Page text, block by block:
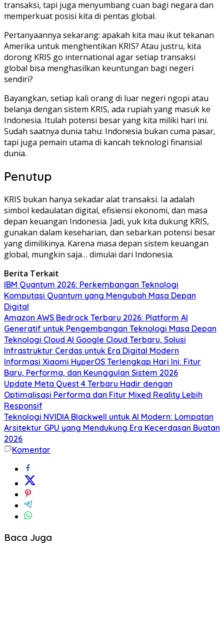
transaksi, tapi juga menyumbang cuan bagi negara dan
memperkuat posisi kita di pentas global.
Pertanyaannya sekarang: apakah kita mau ikut tekanan
Amerika untuk menghentikan KRIS? Atau justru, kita
dorong KRIS go international agar setiap transaksi
global bisa menghasilkan keuntungan bagi negeri
sendiri?
Bayangkan, setiap kali orang di luar negeri ngopi atau
belanja dengan sistem KRIS, ada rupiah yang masuk ke
Indonesia. Itulah potensi besar yang kita miliki hari ini.
Sudah saatnya dunia tahu: Indonesia bukan cuma pasar,
tapi juga pemain utama di kancah teknologi finansial
dunia.
Penutup
KRIS bukan hanya sekadar alat transaksi. Ia adalah
simbol kedaulatan digital, efisiensi ekonomi, dan masa
depan keuangan Indonesia. Jadi, yuk kita dukung KRIS,
gunakan dalam keseharian, dan sebarkan potensi besar
yang dimilikinya. Karena masa depan sistem keuangan
global, mungkin saja… dimulai dari Indonesia.
Berita Terkait
IBM Quantum 2026: Perkembangan Teknologi
Komputasi Quantum yang Mengubah Masa Depan
Digital
Amazon AWS Bedrock Terbaru 2026: Platform AI
Generatif untuk Pengembangan Teknologi Masa Depan
Teknologi Cloud AI Google Cloud Terbaru, Solusi
Infrastruktur Cerdas untuk Era Digital Modern
Informasi Xiaomi HyperOS Terlengkap Hari Ini: Fitur
Baru, Performa, dan Keunggulan Sistem 2026
Update Meta Quest 4 Terbaru Hadir dengan
Optimalisasi Performa dan Fitur Mixed Reality Lebih
Responsif
Teknologi NVIDIA Blackwell untuk AI Modern: Lompatan
Arsitektur GPU yang Mendukung Era Kecerdasan Buatan
2026
Komentar
Baca Juga